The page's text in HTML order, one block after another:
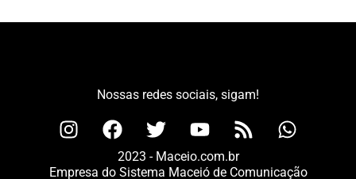
Nossas redes sociais, sigam!
2023 - Maceio.com.br
Empresa do Sistema Maceió de Comunicação